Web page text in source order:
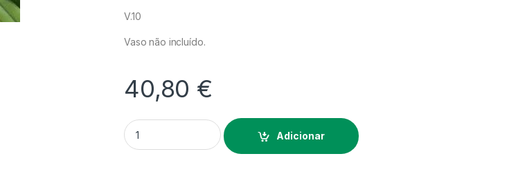
V.10
Vaso não incluído.
40,80 €
Quantidade Rhyncholaeliocattleya Golf Green 'Hair Pig' - Sem Flor
Adicionar